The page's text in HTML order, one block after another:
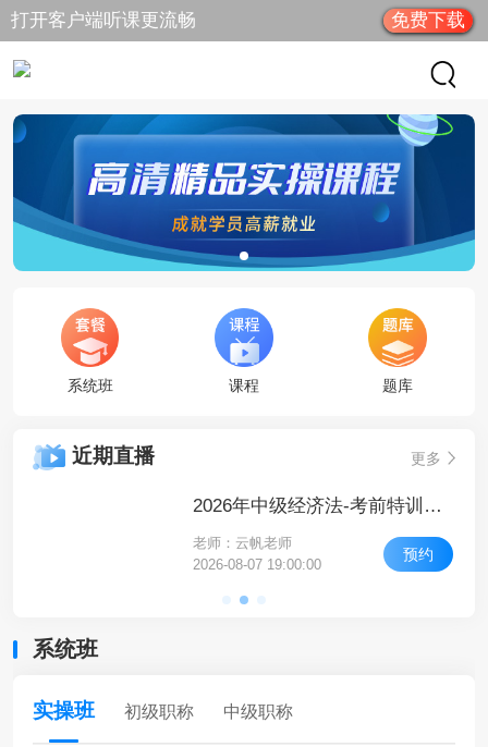
打开客户端听课更流畅 免费下载
系统班 课程 题库
近期直播 更多
2026年中级经济法-考前特训（直播）-考前特训（一）
老师：云帆老师
2026-08-07 19:00:00
预约
系统班
实操班 初级职称 中级职称